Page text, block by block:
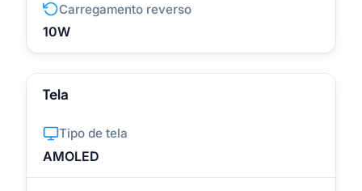
Carregamento reverso
10W
Tela
Tipo de tela
AMOLED